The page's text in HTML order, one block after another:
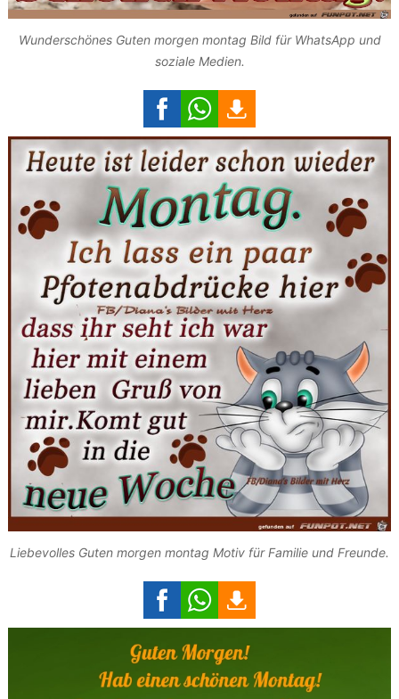
Wunderschönes Guten morgen montag Bild für WhatsApp und
soziale Medien.
Liebevolles Guten morgen montag Motiv für Familie und Freunde.